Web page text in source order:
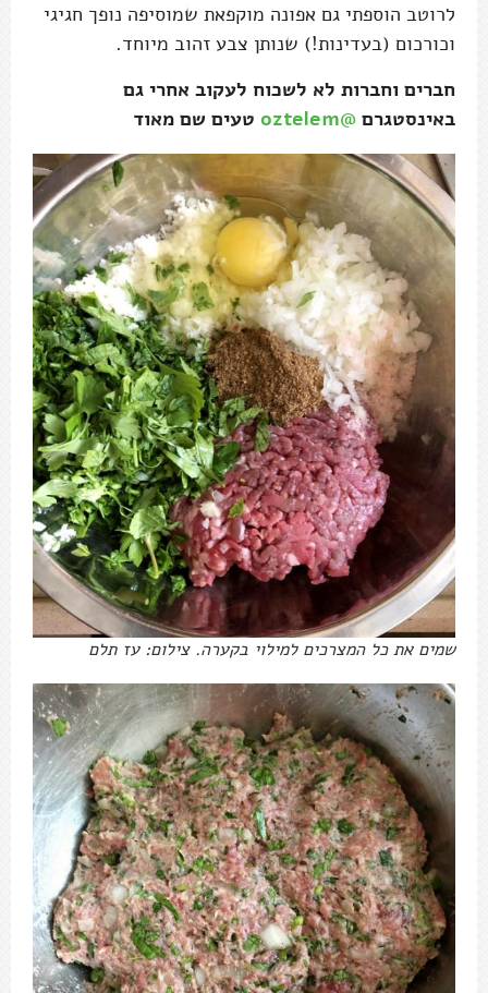
לרוטב הוספתי גם אפונה מוקפאת שמוסיפה נופך חגיגי
וכורכום (בעדינות!) שנותן צבע זהוב מיוחד.
חברים וחברות לא לשכוח לעקוב אחרי גם
באינסטגרם @oztelem טעים שם מאוד
שמים את כל המצרכים למילוי בקערה. צילום: עז תלם